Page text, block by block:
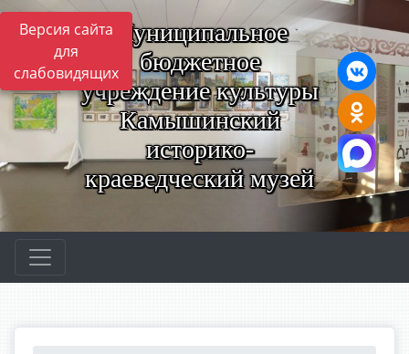
Версия сайта
для
слабовидящих
Муниципальное
бюджетное
учреждение культуры
Камышинский
историко-
краеведческий музей